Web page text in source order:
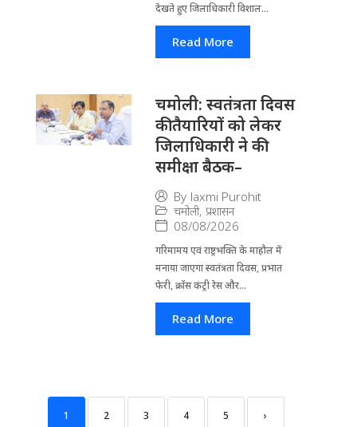
देखते हुए जिलाधिकारी विशाल...
Read More
चमोली: स्वतंत्रता दिवस
की तैयारियों को लेकर
जिलाधिकारी ने की
समीक्षा बैठक–
By laxmi Purohit
चमोली, प्रशासन
08/08/2026
गरिमामय एवं राष्ट्रभक्ति के माहौल में
मनाया जाएगा स्वतंत्रता दिवस, प्रभात
फेरी, क्रॉस कंट्री रेस और...
Read More
1 2 3 4 5 ›